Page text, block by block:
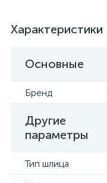
Характеристики
Основные
Бренд
Другие
параметры
Тип шлица